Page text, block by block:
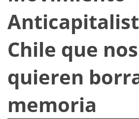
Chile que nos
quieren
memoria